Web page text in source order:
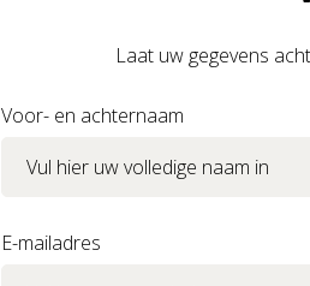
Laat uw gegevens
Voor- en achternaam
E-mailadres